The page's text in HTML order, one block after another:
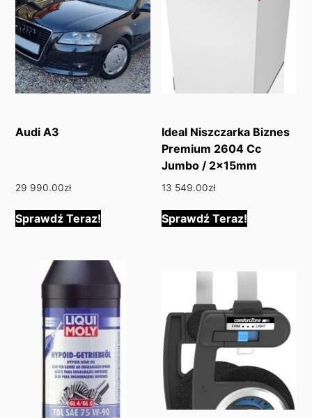
Audi A3
29 990.00zł
Sprawdź Teraz!
Ideal Niszczarka Biznes
Premium 2604 Cc
Jumbo / 2x15mm
13 549.00zł
Sprawdź Teraz!